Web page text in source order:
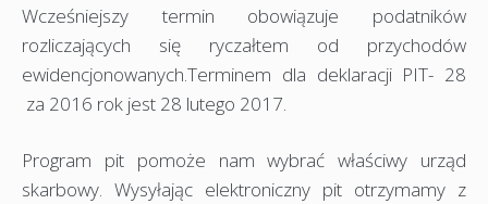
Wcześniejszy termin obowiązuje podatników
rozliczających się ryczałtem od przychodów
ewidencjonowanych.Terminem dla deklaracji PIT- 28
za 2016 rok jest 28 lutego 2017.
Program pit pomoże nam wybrać właściwy urząd
skarbowy. Wysyłając elektroniczny pit otrzymamy z